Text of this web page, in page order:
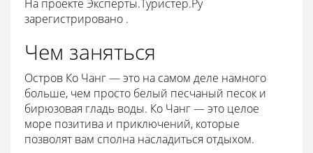
На проекте Эксперты.Туристер.Ру
зарегистрировано .
Чем заняться
Остров Ко Чанг — это на самом деле намного
больше, чем просто белый песчаный песок и
бирюзовая гладь воды. Ко Чанг — это целое
море позитива и приключений, которые
позволят вам сполна насладиться отдыхом.